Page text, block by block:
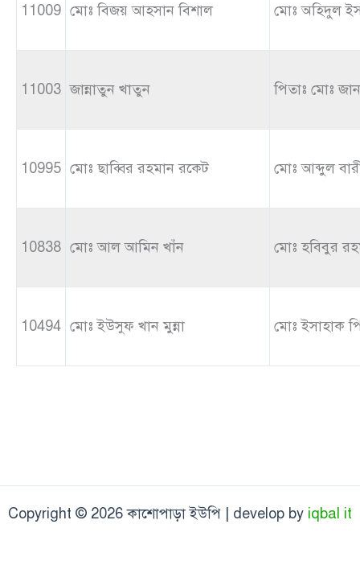
11009 মোঃ বিজয় আহসান বিশাল মোঃ অহিদুল
11003 জান্নাতুন খাতুন পিতাঃ মোঃ
10995 মোঃ ছাব্বির রহমান রকেট মোঃ আব্দুল
10838 মোঃ আল আমিন খাঁন মোঃ হবিবুর
10494 মোঃ ইউসুফ খান মুন্না মোঃ ইসাহাক
Copyright © 2026 কাশোপাড়া ইউপি | develop by iqbal it